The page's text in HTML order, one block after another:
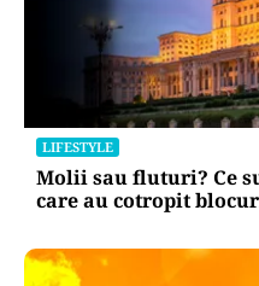
LIFESTYLE
Molii sau fluturi? Ce
care au cotropit